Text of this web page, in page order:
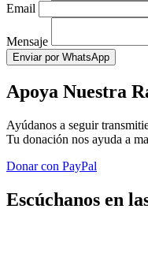
Email
Mensaje
Enviar por WhatsApp
Apoya Nuestra
Ayúdanos a seguir
Tu donación nos ayuda a
Donar con PayPal
Escúchanos en